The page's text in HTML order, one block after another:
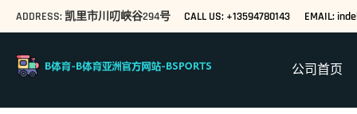
ADDRESS: 凯里市川叨峡谷294号 CALL US: +13594780143 EMAIL:
公司首页